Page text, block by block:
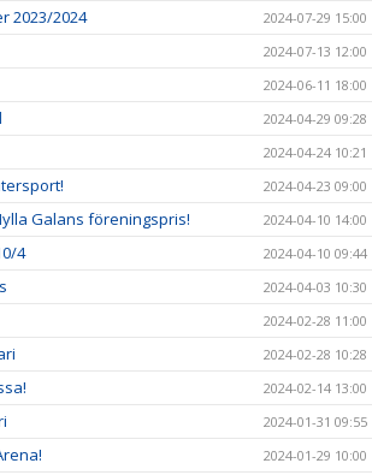
2023/2024 2024-07-29 15:00
2024-07-13 12:00
2024-06-11 18:00
2024-04-29 09:28
2024-04-24 10:21
2024-04-23 09:00
Galans föreningspris! 2024-04-10 14:00
4 2024-04-10 09:44
2024-04-03 10:30
2024-02-28 11:00
2024-02-28 10:28
2024-02-14 13:00
2024-01-31 09:55
2024-01-29 10:00